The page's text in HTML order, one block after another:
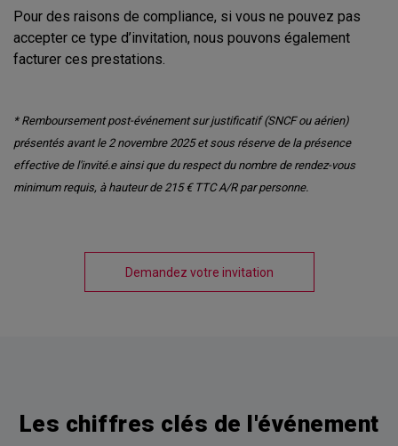
Pour des raisons de compliance, si vous ne pouvez pas
accepter ce type d’invitation, nous pouvons également
facturer ces prestations.
* Remboursement post-événement sur justificatif (SNCF ou aérien)
présentés avant le 2 novembre 2025 et sous réserve de la présence
effective de l'invité.e ainsi que du respect du nombre de rendez-vous
minimum requis, à hauteur de 215 € TTC A/R par personne.
Demandez votre invitation
Les chiffres clés de l'événement